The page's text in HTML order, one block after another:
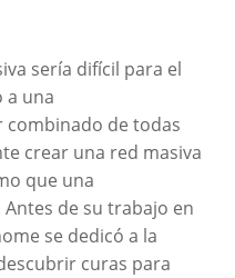
sería difícil para el
a una
de todas
crear una red masiva
que una
de su trabajo en
se dedicó a la
curas para